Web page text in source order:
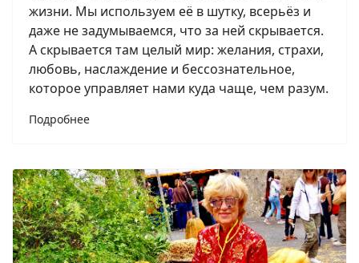
жизни. Мы используем её в шутку, всерьёз и
даже не задумываемся, что за ней скрывается.
А скрывается там целый мир: желания, страхи,
любовь, наслаждение и бессознательное,
которое управляет нами куда чаще, чем разум.
Подробнее